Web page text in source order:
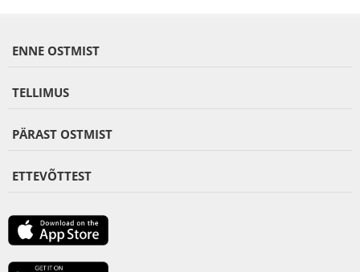
ENNE OSTMIST
TELLIMUS
PÄRAST OSTMIST
ETTEVÕTTEST